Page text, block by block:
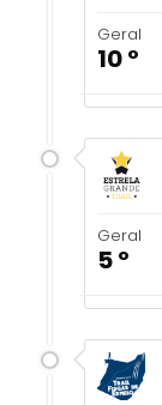
Geral
10 º
Geral
5 º